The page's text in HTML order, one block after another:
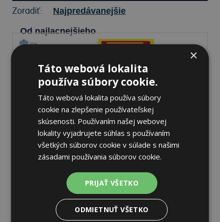
Zoradiť: Najpredávanejšie
Od najlacnejšieho
Pirelli P ZERO WINTER 2
255/35 R20 97 W Zimné
A C 70 dB
Na sklade 20 ks-K odberu na predajni 12.8.2026
K odberu na17 pobočkách
×
Táto webová lokalita
používa súbory cookie.
Táto webová lokalita používa súbory
cookie na zlepšenie používateľskej
skúsenosti. Používaním našej webovej
lokality vyjadrujete súhlas s používaním
všetkých súborov cookie v súlade s našimi
zásadami používania súborov cookie.
PRIJAŤ VŠETKO
ODMIETNUŤ VŠETKO